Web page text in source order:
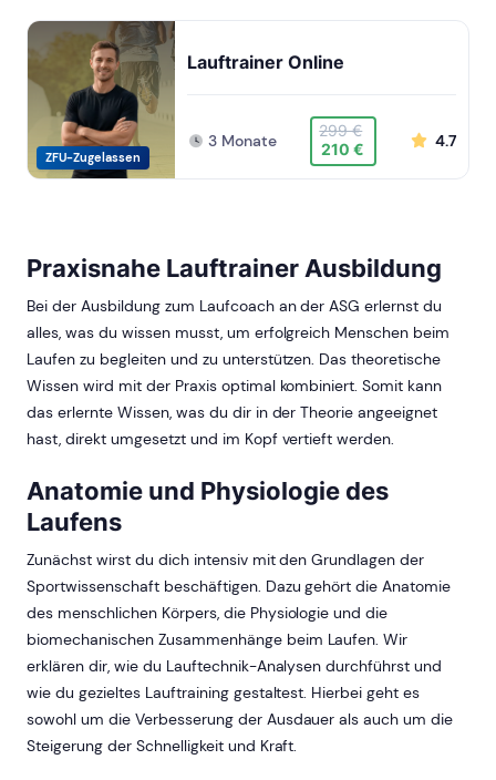
ZFU-Zugelassen
Lauftrainer Online
3 Monate
299 €
210 €
4.7
Praxisnahe Lauftrainer Ausbildung
Bei der Ausbildung zum Laufcoach an der ASG erlernst du
alles, was du wissen musst, um erfolgreich Menschen beim
Laufen zu begleiten und zu unterstützen. Das theoretische
Wissen wird mit der Praxis optimal kombiniert. Somit kann
das erlernte Wissen, was du dir in der Theorie angeeignet
hast, direkt umgesetzt und im Kopf vertieft werden.
Anatomie und Physiologie des
Laufens
Zunächst wirst du dich intensiv mit den Grundlagen der
Sportwissenschaft beschäftigen. Dazu gehört die Anatomie
des menschlichen Körpers, die Physiologie und die
biomechanischen Zusammenhänge beim Laufen. Wir
erklären dir, wie du Lauftechnik-Analysen durchführst und
wie du gezieltes Lauftraining gestaltest. Hierbei geht es
sowohl um die Verbesserung der Ausdauer als auch um die
Steigerung der Schnelligkeit und Kraft.